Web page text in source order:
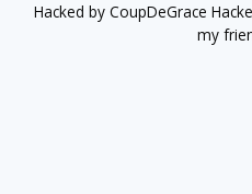
Hacked by CoupDeGrace
my